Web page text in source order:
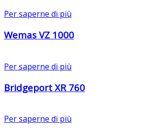
Per saperne di più
Wemas VZ 1000
Per saperne di più
Bridgeport XR 760
Per saperne di più